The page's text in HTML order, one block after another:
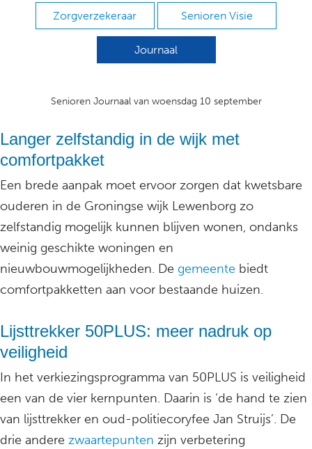
Zorgverzekeraar Senioren Visie
Journaal
Senioren Journaal van woensdag 10 september
Langer zelfstandig in de wijk met
comfortpakket
Een brede aanpak moet ervoor zorgen dat kwetsbare
ouderen in de Groningse wijk Lewenborg zo
zelfstandig mogelijk kunnen blijven wonen, ondanks
weinig geschikte woningen en
nieuwbouwmogelijkheden. De gemeente biedt
comfortpakketten aan voor bestaande huizen.
Lijsttrekker 50PLUS: meer nadruk op
veiligheid
In het verkiezingsprogramma van 50PLUS is veiligheid
een van de vier kernpunten. Daarin is ‘de hand te zien
van lijsttrekker en oud-politiecoryfee Jan Struijs’. De
drie andere zwaartepunten zijn verbetering